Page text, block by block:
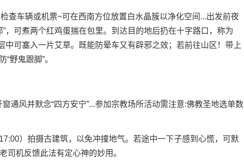
查车辆或机票~可在西南方位放置白水晶簇以净化空间...出发前夜
，可煮两个红鸡蛋揣在包里。到达目的地后扔在十字路口，称为
中可塞入一片艾草。既能防晕车又有辟邪之效；若前往山区！带上
野鬼跟脚”。
通风并默念“四方安宁”...参加宗教场所活动需注意:佛教圣地选单数
）拍摄古建筑，以免冲撞地气。若途中一下子感到心慌，可默
司机反馈此法有定心神的妙用。